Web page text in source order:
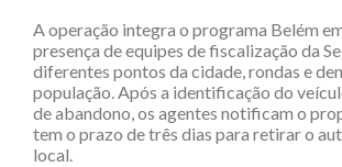
A operação integra o programa Belém
presença de equipes de fiscalização da
diferentes pontos da cidade, rondas e
população. Após a identificação do
de abandono, os agentes notificam o
tem o prazo de três dias para retirar o
local.